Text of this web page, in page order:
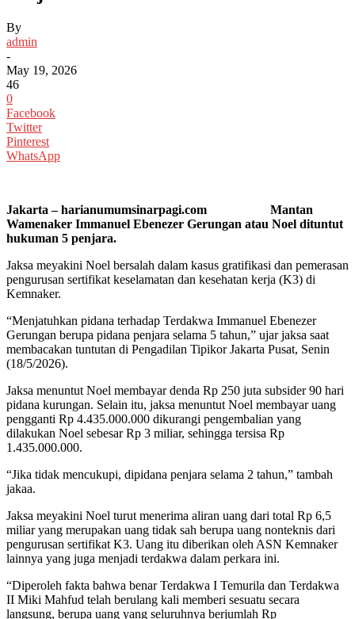
By
admin
-
May 19, 2026
46
0
Facebook
Twitter
Pinterest
WhatsApp
Jakarta – harianumumsinarpagi.com Mantan
Wamenaker Immanuel Ebenezer Gerungan atau Noel dituntut
hukuman 5 penjara.
Jaksa meyakini Noel bersalah dalam kasus gratifikasi dan pemerasan
pengurusan sertifikat keselamatan dan kesehatan kerja (K3) di
Kemnaker.
“Menjatuhkan pidana terhadap Terdakwa Immanuel Ebenezer
Gerungan berupa pidana penjara selama 5 tahun,” ujar jaksa saat
membacakan tuntutan di Pengadilan Tipikor Jakarta Pusat, Senin
(18/5/2026).
Jaksa menuntut Noel membayar denda Rp 250 juta subsider 90 hari
pidana kurungan. Selain itu, jaksa menuntut Noel membayar uang
pengganti Rp 4.435.000.000 dikurangi pengembalian yang
dilakukan Noel sebesar Rp 3 miliar, sehingga tersisa Rp
1.435.000.000.
“Jika tidak mencukupi, dipidana penjara selama 2 tahun,” tambah
jakaa.
Jaksa meyakini Noel turut menerima aliran uang dari total Rp 6,5
miliar yang merupakan uang tidak sah berupa uang nonteknis dari
pengurusan sertifikat K3. Uang itu diberikan oleh ASN Kemnaker
lainnya yang juga menjadi terdakwa dalam perkara ini.
“Diperoleh fakta bahwa benar Terdakwa I Temurila dan Terdakwa
II Miki Mahfud telah berulang kali memberi sesuatu secara
langsung, berupa uang yang seluruhnya berjumlah Rp